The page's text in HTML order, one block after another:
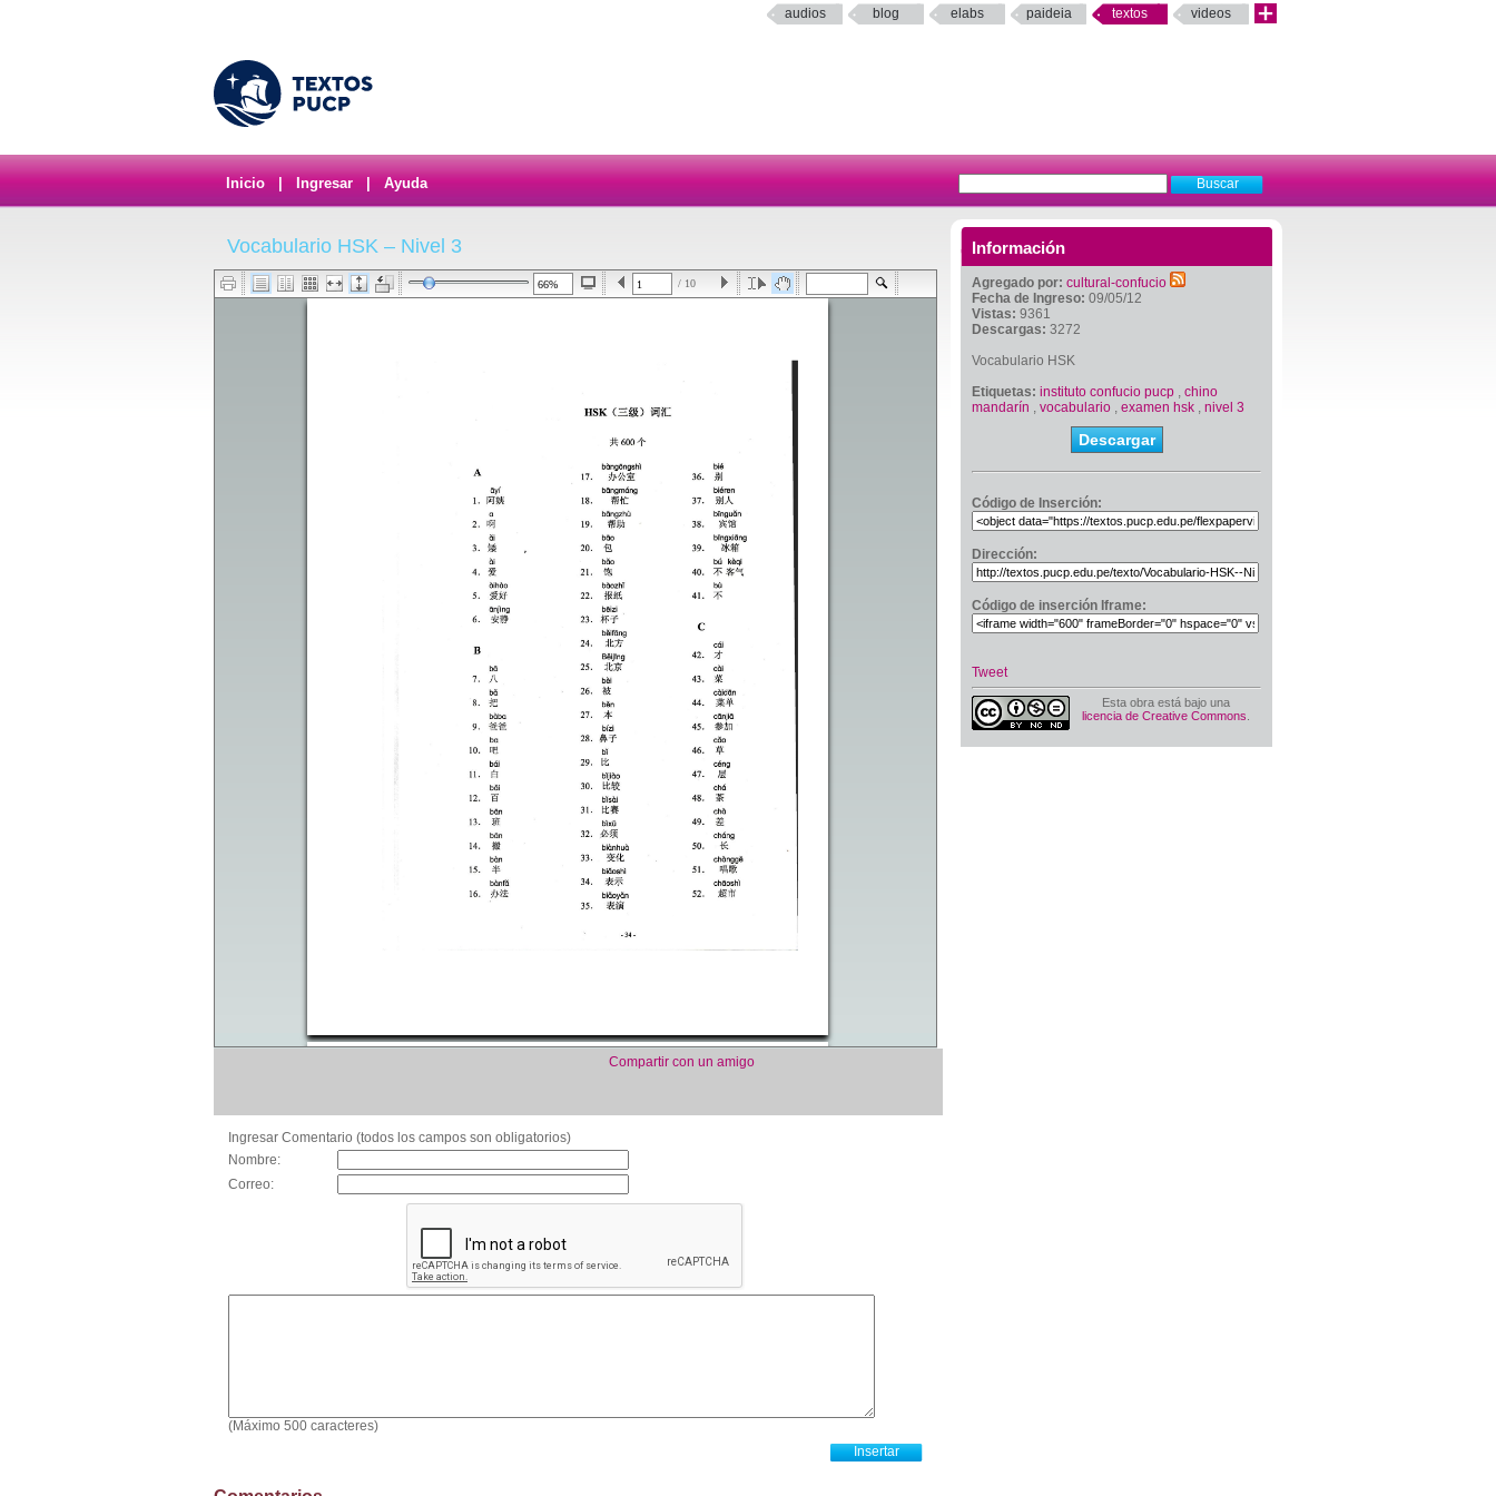
audios blog elabs paideia textos videos
Inicio Ingresar Ayuda
Información
Agregado por: cultural-confucio
Fecha de Ingreso: 09/05/12
Vistas: 9361
Descargas: 3272
Vocabulario HSK
Etiquetas: instituto confucio pucp , chino
mandarín , vocabulario , examen hsk , nivel 3
Descargar
Código de Inserción:
Dirección:
Código de inserción Iframe:
Tweet
Esta obra está bajo una
licencia de Creative Commons
Vocabulario HSK – Nivel 3
/ 10
Compartir con un amigo
Ingresar Comentario (todos los campos son obligatorios)
Nombre:
Correo:
(Máximo 500 caracteres)